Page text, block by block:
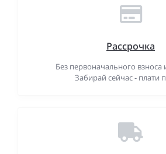
Рассрочка
Без первоначального взноса
Забирай сейчас - плати